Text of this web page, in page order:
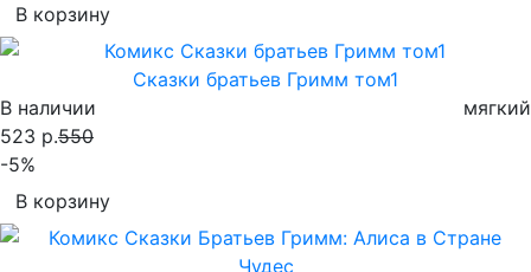
В корзину
Сказки братьев Гримм том1
В наличии
мягкий
523 р.550
-5%
В корзину